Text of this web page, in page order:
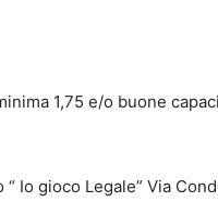
1,75 e/o buone
“ Io gioco Legale” Via